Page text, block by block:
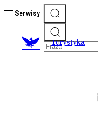
Serwisy
Turystyka